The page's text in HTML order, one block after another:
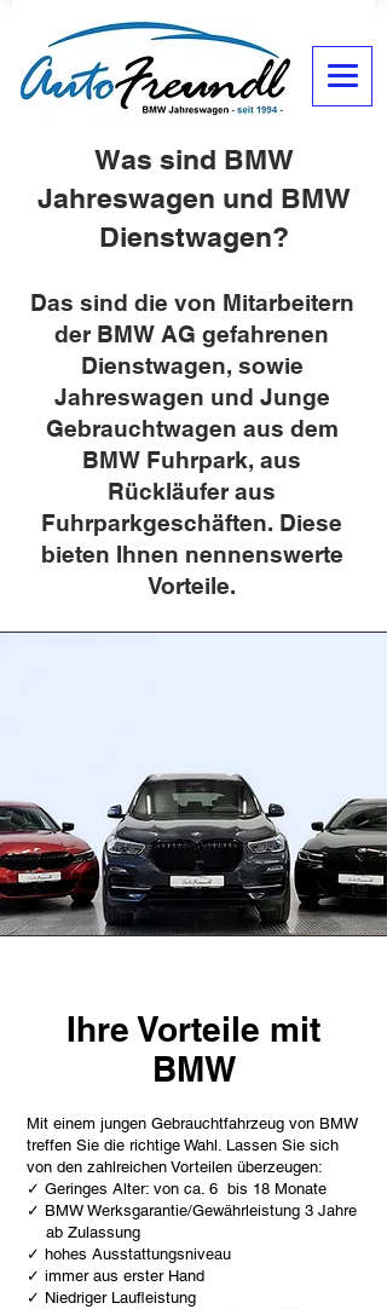
Was sind BMW
Jahreswagen und BMW
Dienstwagen?
Das sind die von Mitarbeitern
der BMW AG gefahrenen
Dienstwagen, sowie
Jahreswagen und Junge
Gebrauchtwagen aus dem
BMW Fuhrpark, aus
Rückläufer aus
Fuhrparkgeschäften. Diese
bieten Ihnen nennenswerte
Vorteile.
Ihre Vorteile mit
BMW
Mit einem jungen Gebrauchtfahrzeug von BMW
treffen Sie die richtige Wahl. Lassen Sie sich
von den zahlreichen Vorteilen überzeugen:
✓ Geringes Alter: von ca. 6 bis 18 Monate
✓ BMW Werksgarantie/Gewährleistung 3 Jahre
ab Zulassung
✓ hohes Ausstattungsniveau
✓ immer aus erster Hand
✓ Niedriger Laufleistung